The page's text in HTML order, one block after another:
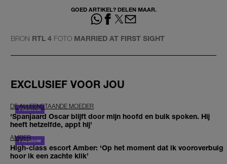
GOED ARTIKEL? DELEN MAAR.
BRON RTL 4 FOTO MARRIED AT FIRST SIGHT
EXCLUSIEF VOOR JOU
DE ALLEENSTAANDE MOEDER
'Spanjaard Oscar blijft door mijn hoofd en buik spoken. Hij
heeft hetzelfde, appt hij'
AMBER
High-class escort Amber: ‘Op het moment dat ik vooroverbuig
hoor ik een zachte klik’